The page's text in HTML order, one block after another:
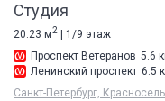
Студия
20.23 м2
| 1/9 этаж
Проспект Ветеранов 5.6
Ленинский проспект 6.5
Санкт-Петербург,